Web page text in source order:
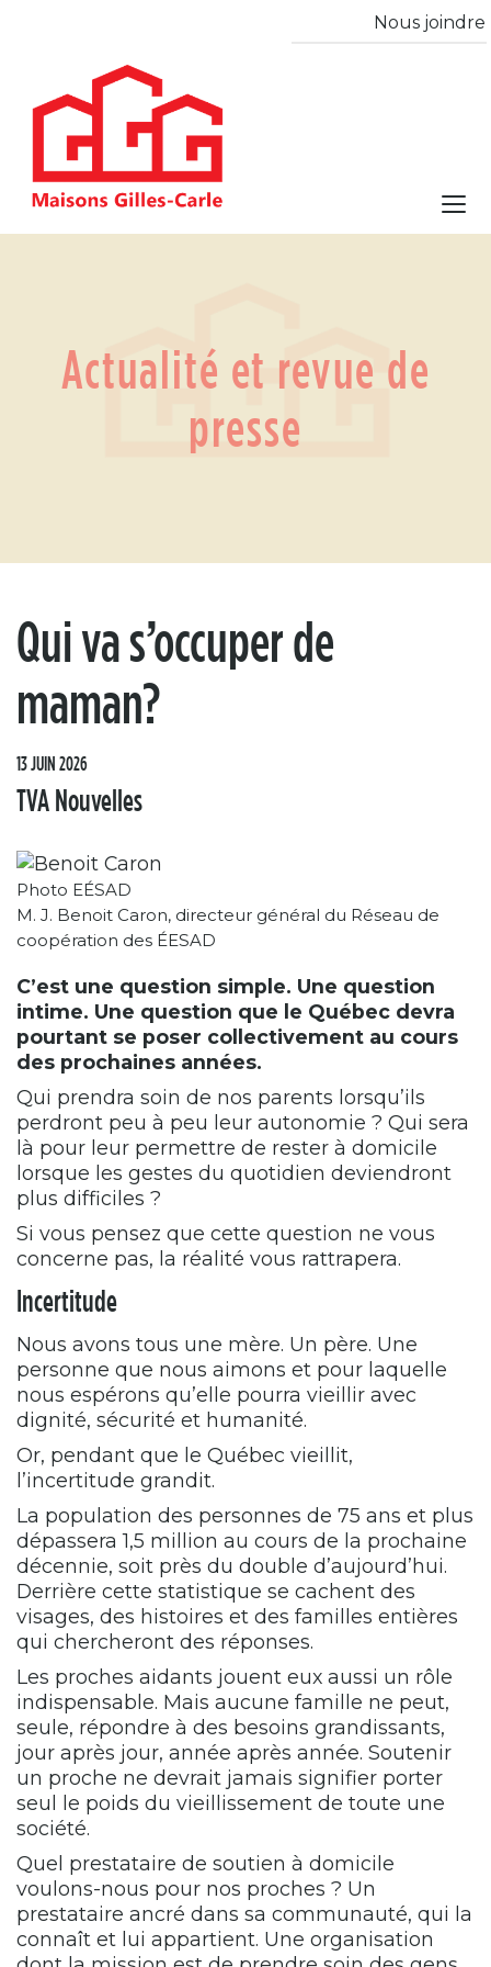
Nous joindre
Actualité et revue de
presse
Qui va s’occuper de
maman?
13 JUIN 2026
TVA Nouvelles
Photo EÉSAD
M. J. Benoit Caron, directeur général du Réseau de
coopération des ÉESAD
C’est une question simple. Une question
intime. Une question que le Québec devra
pourtant se poser collectivement au cours
des prochaines années.
Qui prendra soin de nos parents lorsqu’ils
perdront peu à peu leur autonomie ? Qui sera
là pour leur permettre de rester à domicile
lorsque les gestes du quotidien deviendront
plus difficiles ?
Si vous pensez que cette question ne vous
concerne pas, la réalité vous rattrapera.
Incertitude
Nous avons tous une mère. Un père. Une
personne que nous aimons et pour laquelle
nous espérons qu’elle pourra vieillir avec
dignité, sécurité et humanité.
Or, pendant que le Québec vieillit,
l’incertitude grandit.
La population des personnes de 75 ans et plus
dépassera 1,5 million au cours de la prochaine
décennie, soit près du double d’aujourd’hui.
Derrière cette statistique se cachent des
visages, des histoires et des familles entières
qui chercheront des réponses.
Les proches aidants jouent eux aussi un rôle
indispensable. Mais aucune famille ne peut,
seule, répondre à des besoins grandissants,
jour après jour, année après année. Soutenir
un proche ne devrait jamais signifier porter
seul le poids du vieillissement de toute une
société.
Quel prestataire de soutien à domicile
voulons-nous pour nos proches ? Un
prestataire ancré dans sa communauté, qui la
connaît et lui appartient. Une organisation